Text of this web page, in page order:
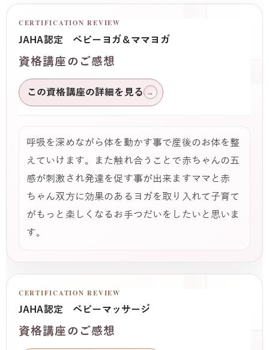
CERTIFICATION REVIEW
JAHA認定 ベビーヨガ＆ママヨガ
資格講座のご感想
この資格講座の詳細を見る →
呼吸を深めながら体を動かす事で産後のお体を整
えていけます。また触れ合うことで赤ちゃんの五
感が刺激され発達を促す事が出来ますママと赤
ちゃん双方に効果のあるヨガを取り入れて子育て
がもっと楽しくなるお手つだいをしたいと思いま
す。
CERTIFICATION REVIEW
JAHA認定 ベビーマッサージ
資格講座のご感想